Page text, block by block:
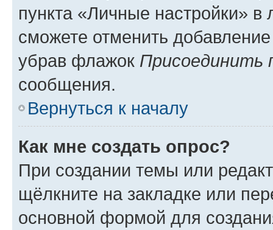
пункта «Личные настройки»
сможете отменить
убрав флажок Присоединить
сообщения.
Вернуться к началу
Как мне создать опрос?
При создании темы или
щёлкните на закладке или
основной формой для